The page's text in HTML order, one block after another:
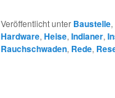
Veröffentlicht unter Baustelle,
Hardware, Heise, Indianer,
Rauchschwaden, Rede,